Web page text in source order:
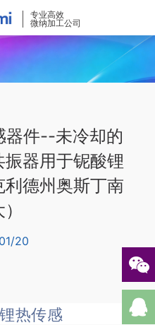
专业高效
微纳加工公司
器件--未冷却的
器用于铌酸锂
德州奥斯丁南
20
热传感